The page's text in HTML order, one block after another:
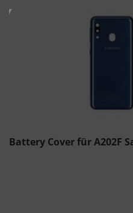
Battery Cover für A202F